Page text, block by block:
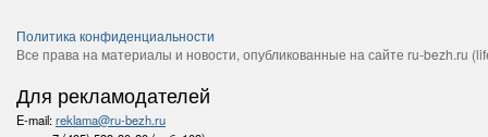
Политика конфиденциальности
Все права на материалы и новости, опубликованные на сайте ru-bezh.ru
Для рекламодателей
E-mail:reklama@ru-bezh.ru